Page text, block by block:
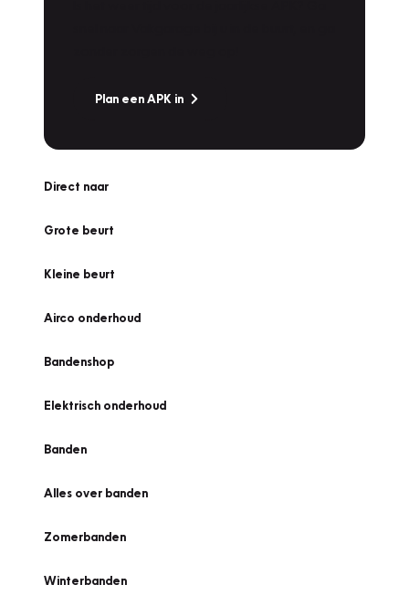
Plan een APK in
Direct naar
Grote beurt
Kleine beurt
Airco onderhoud
Bandenshop
Elektrisch onderhoud
Banden
Alles over banden
Zomerbanden
Winterbanden